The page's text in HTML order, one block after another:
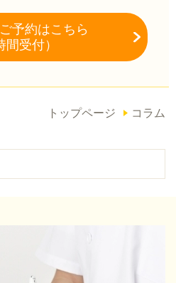
ご予約はこちら
間受付）
トップページ コラム